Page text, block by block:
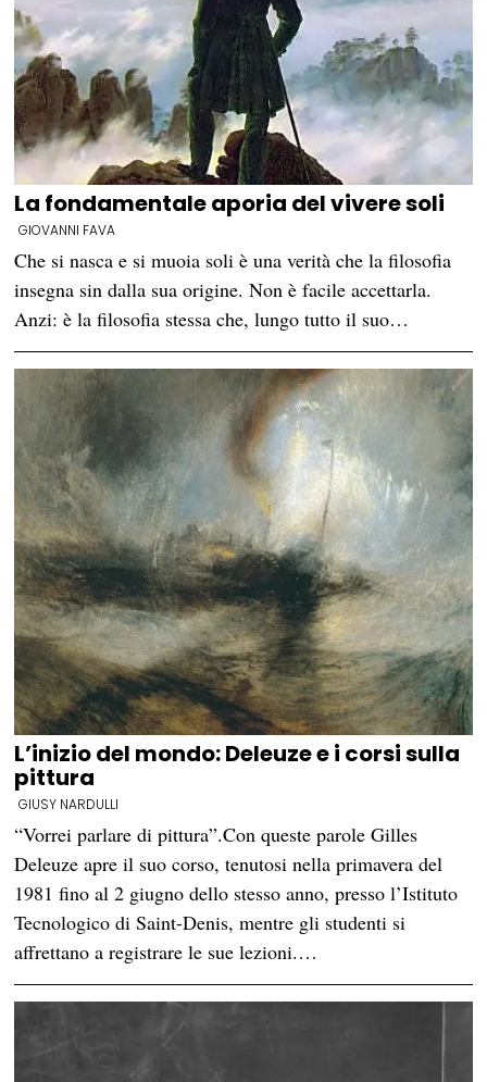
La fondamentale aporia del vivere soli
GIOVANNI FAVA
Che si nasca e si muoia soli è una verità che la filosofia
insegna sin dalla sua origine. Non è facile accettarla.
Anzi: è la filosofia stessa che, lungo tutto il suo…
L’inizio del mondo: Deleuze e i corsi sulla
pittura
GIUSY NARDULLI
“Vorrei parlare di pittura”.Con queste parole Gilles
Deleuze apre il suo corso, tenutosi nella primavera del
1981 fino al 2 giugno dello stesso anno, presso l’Istituto
Tecnologico di Saint-Denis, mentre gli studenti si
affrettano a registrare le sue lezioni.…